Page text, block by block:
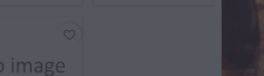
favorite_border